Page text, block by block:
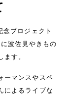
プロジェクト
波佐見やきもの
す。
ーマンスやスペ
によるライブな